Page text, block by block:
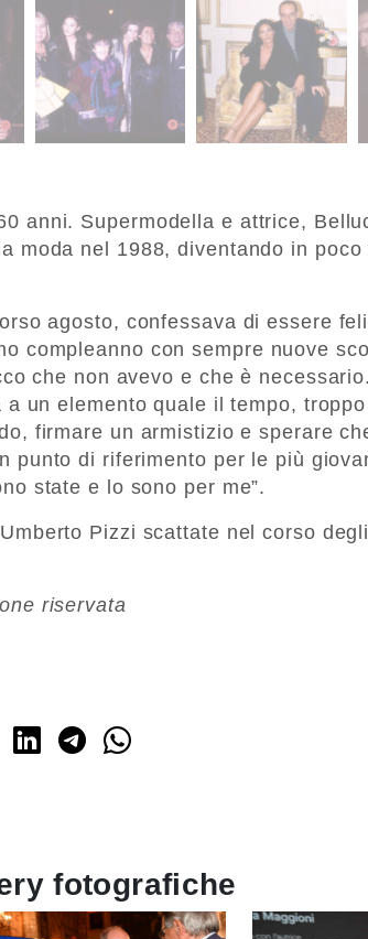
anni. Supermodella e attrice,
moda nel 1988, diventando in poco
agosto, confessava di essere
compleanno con sempre nuove
che non avevo e che è
un elemento quale il tempo,
firmare un armistizio e sperare
punto di riferimento per le più
state e lo sono per me”.
Pizzi scattate nel corso
riservata
fotografiche